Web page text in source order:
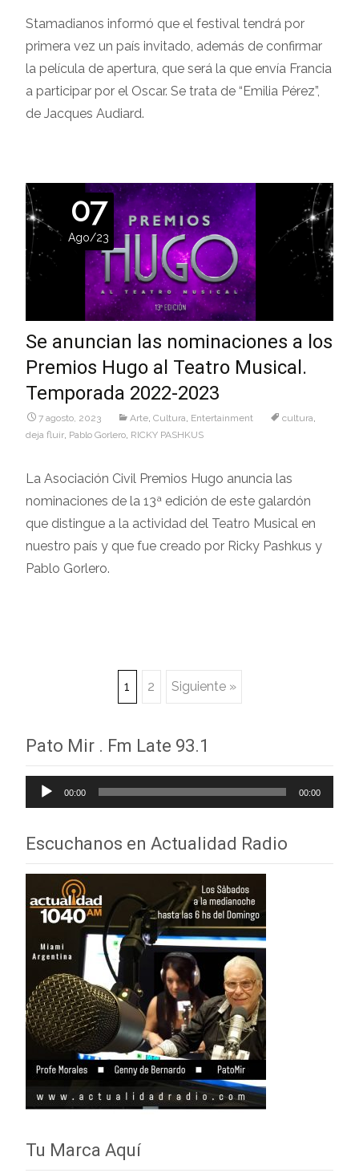
Stamadianos informó que el festival tendrá por
primera vez un país invitado, además de confirmar
la película de apertura, que será la que envía Francia
a participar por el Oscar. Se trata de “Emilia Pérez”,
de Jacques Audiard.
07
Ago/23
Se anuncian las nominaciones a los
Premios Hugo al Teatro Musical.
Temporada 2022-2023
7 agosto, 2023 Arte Cultura Entertainment cultura
deja fluir Pablo Gorlero RICKY PASHKUS
La Asociación Civil Premios Hugo anuncia las
nominaciones de la 13ª edición de este galardón
que distingue a la actividad del Teatro Musical en
nuestro país y que fue creado por Ricky Pashkus y
Pablo Gorlero.
Navegación
de
entradas
1 2 Siguiente »
Pato Mir . Fm Late 93.1
Reproductor
de
00:00 00:00
Escuchanos en Actualidad Radio
Tu Marca Aquí